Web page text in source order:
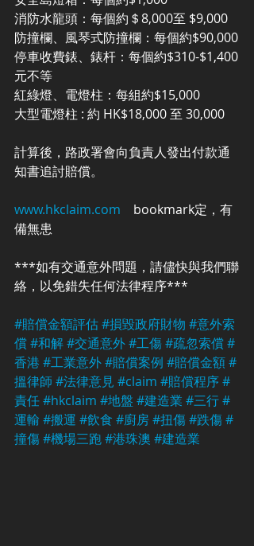
消防水龍頭：每個約＄8,000至 $9,000
防撞欄、風琴式防撞欄：每個約$90,000
停車收費錶、錶杆：每個約$310-$1,400
元不等
紅綠燈、電燈柱：每組約$15,000
大型電燈柱 : 約 HK$18,000 至 30,000
計算後，路政署會向負責人發出付款通
知書追討賠償。
www.hkclaim.com
    bookmark定，有
備無患
***如有交通意外問題，請儘快與我們聯
絡，以免錯失任何法律程序***
#賠償金額評估#損毀政府財物 #意外索
償#和解#交通意外#工傷#疏忽索償#
香港 #工業意外#賠償案例 #賠償金額#
搵律師 #法律意見 #claim #賠償程序#
責任#hkclaim #地盤 #建造業 #三行#
運輸 #搬運 #飲食 #廚房#扭傷#跌傷#
撞傷#機場三跑#港珠澳 #建造業